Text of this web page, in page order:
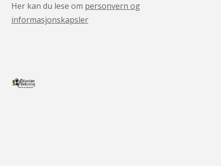
Her kan du lese om personvern og
informasjonskapsler